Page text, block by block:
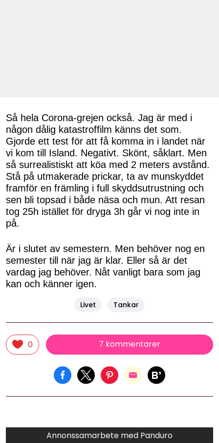
Så hela Corona-grejen också. Jag är med i
någon dålig katastroffilm känns det som.
Gjorde ett test för att få komma in i landet när
vi kom till Island. Negativt. Skönt, såklart. Men
så surrealistiskt att köa med 2 meters avstånd.
Stå på utmakerade prickar, ta av munskyddet
framför en främling i full skyddsutrustning och
sen bli topsad i både näsa och mun. Att resan
tog 25h istället för dryga 3h går vi nog inte in
på.
Är i slutet av semestern. Men behöver nog en
semester till när jag är klar. Eller så är det
vardag jag behöver. Nåt vanligt bara som jag
kan och känner igen.
Livet Tankar
0 7 kommentarer
Annonssamarbete med Panduro